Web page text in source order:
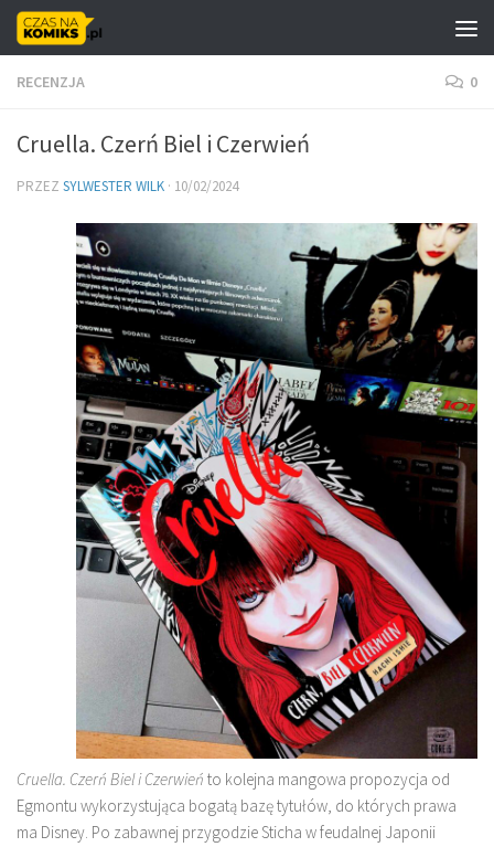
Skip to content
RECENZJA 0
Cruella. Czerń Biel i Czerwień
PRZEZ SYLWESTER WILK · 10/02/2024
Cruella. Czerń Biel i Czerwień to kolejna mangowa propozycja od
Egmontu wykorzystująca bogatą bazę tytułów, do których prawa
ma Disney. Po zabawnej przygodzie Sticha w feudalnej Japonii